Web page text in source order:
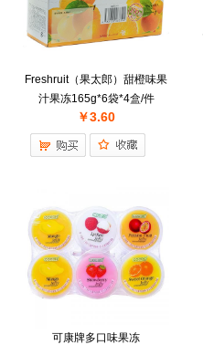
Freshruit（果太郎）甜橙味果
汁果冻165g*6袋*4盒/件
￥3.60
可康牌多口味果冻